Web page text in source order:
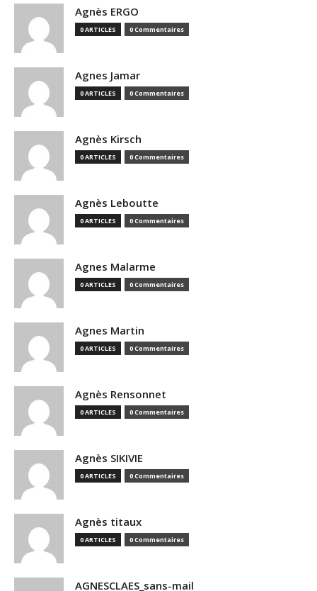
Agnès ERGO
0 ARTICLES 0 Commentaires
Agnes Jamar
0 ARTICLES 0 Commentaires
Agnès Kirsch
0 ARTICLES 0 Commentaires
Agnès Leboutte
0 ARTICLES 0 Commentaires
Agnes Malarme
0 ARTICLES 0 Commentaires
Agnes Martin
0 ARTICLES 0 Commentaires
Agnès Rensonnet
0 ARTICLES 0 Commentaires
Agnès SIKIVIE
0 ARTICLES 0 Commentaires
Agnès titaux
0 ARTICLES 0 Commentaires
AGNESCLAES_sans-mail